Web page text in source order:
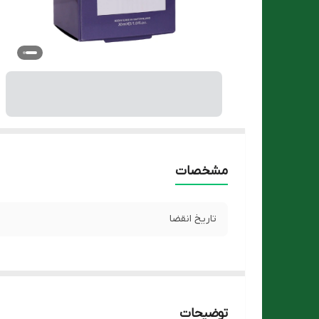
مشخصات
تاریخ انقضا
توضیحات